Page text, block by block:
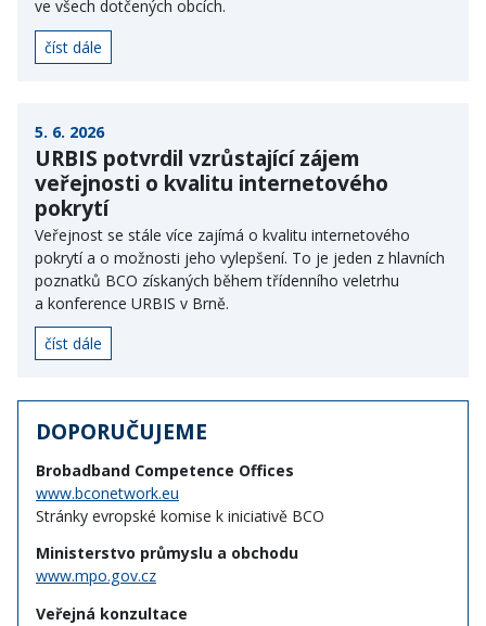
ve všech dotčených obcích.
číst dále
5. 6. 2026
URBIS potvrdil vzrůstající zájem
veřejnosti o kvalitu internetového
pokrytí
Veřejnost se stále více zajímá o kvalitu internetového
pokrytí a o možnosti jeho vylepšení. To je jeden z hlavních
poznatků BCO získaných během třídenního veletrhu
a konference URBIS v Brně.
číst dále
DOPORUČUJEME
Brobadband Competence Offices
www.bconetwork.eu
Stránky evropské komise k iniciativě BCO
Ministerstvo průmyslu a obchodu
www.mpo.gov.cz
Veřejná konzultace